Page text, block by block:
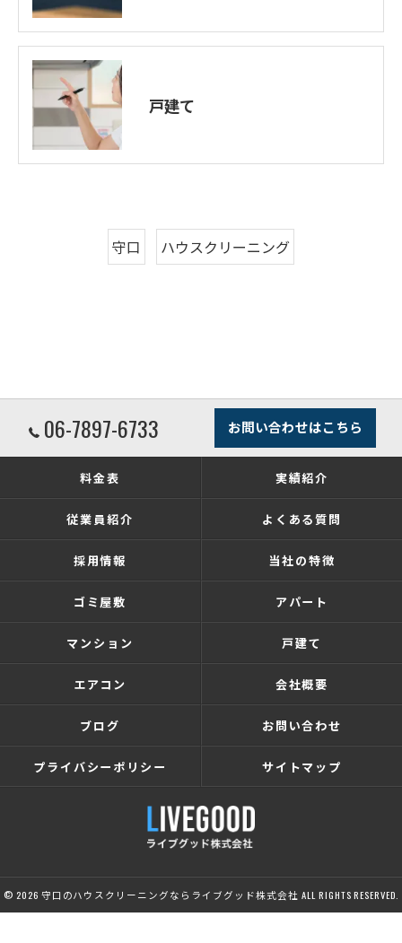
戸建て
守口 ハウスクリーニング
06-7897-6733 お問い合わせはこちら
料金表 実績紹介
従業員紹介 よくある質問
採用情報 当社の特徴
ゴミ屋敷 アパート
マンション 戸建て
エアコン 会社概要
ブログ お問い合わせ
プライバシーポリシー サイトマップ
© 2026 守口のハウスクリーニングならライブグッド株式会社 ALL RIGHTS RESERVED.